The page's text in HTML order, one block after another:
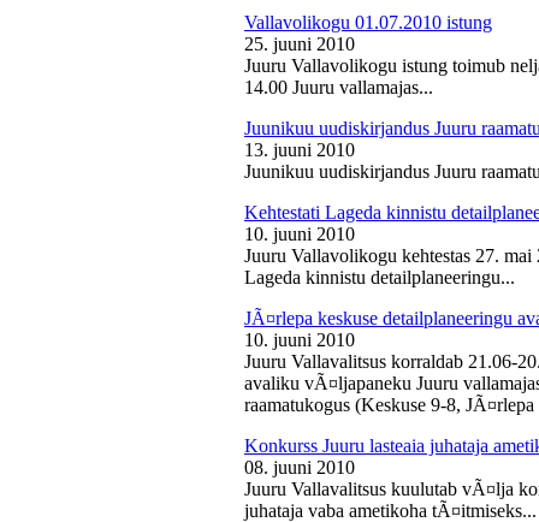
Vallavolikogu 01.07.2010 istung
25. juuni 2010
Juuru Vallavolikogu istung toimub
14.00 Juuru vallamajas...
Juunikuu uudiskirjandus Juuru
13. juuni 2010
Juunikuu uudiskirjandus Juuru
Kehtestati Lageda kinnistu
10. juuni 2010
Juuru Vallavolikogu kehtestas 27.
Lageda kinnistu detailplaneeringu...
JÃ¤rlepa keskuse detailplaneeringu
10. juuni 2010
Juuru Vallavalitsus korraldab 21.06-
avaliku vÃ¤ljapaneku Juuru
raamatukogus (Keskuse 9-8,
Konkurss Juuru lasteaia juhataja
08. juuni 2010
Juuru Vallavalitsus kuulutab vÃ¤lja
juhataja vaba ametikoha tÃ¤itmiseks...